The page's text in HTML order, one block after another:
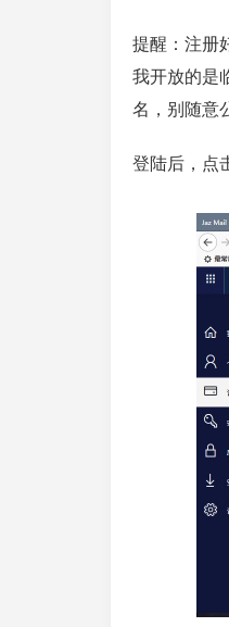
提醒：注册
我开放的是
名，别随意
登陆后，点